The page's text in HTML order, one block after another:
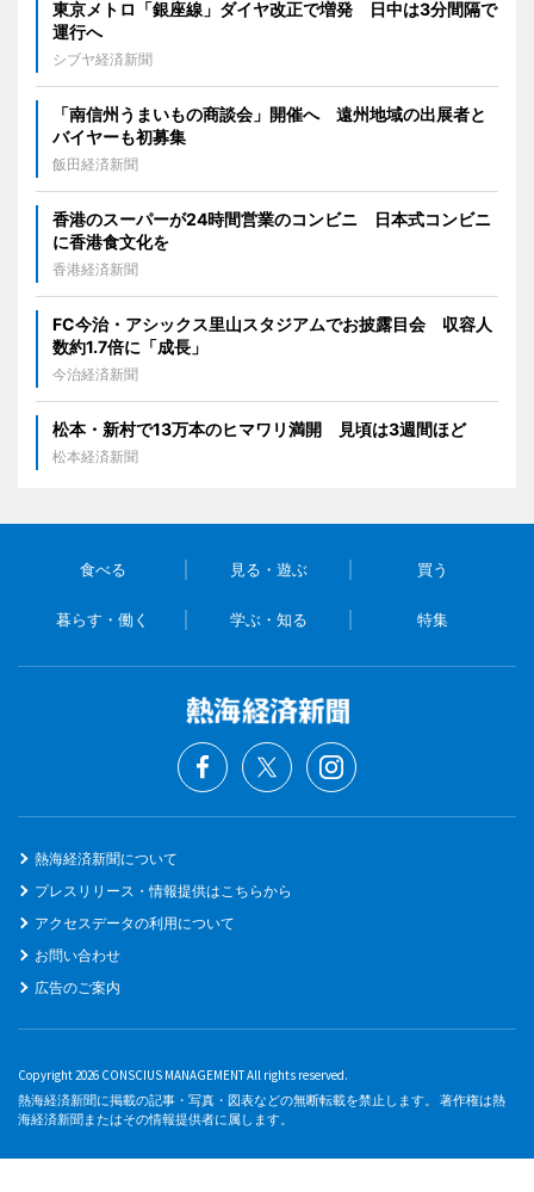
東京メトロ「銀座線」ダイヤ改正で増発 日中は3分間隔で
運行へ
シブヤ経済新聞
「南信州うまいもの商談会」開催へ 遠州地域の出展者と
バイヤーも初募集
飯田経済新聞
香港のスーパーが24時間営業のコンビニ 日本式コンビニ
に香港食文化を
香港経済新聞
FC今治・アシックス里山スタジアムでお披露目会 収容人
数約1.7倍に「成長」
今治経済新聞
松本・新村で13万本のヒマワリ満開 見頃は3週間ほど
松本経済新聞
食べる 見る・遊ぶ 買う
暮らす・働く 学ぶ・知る 特集
熱海経済新聞について
プレスリリース・情報提供はこちらから
アクセスデータの利用について
お問い合わせ
広告のご案内
Copyright 2026 CONSCIUS MANAGEMENT All rights reserved.
熱海経済新聞に掲載の記事・写真・図表などの無断転載を禁止します。 著作権は熱
海経済新聞またはその情報提供者に属します。